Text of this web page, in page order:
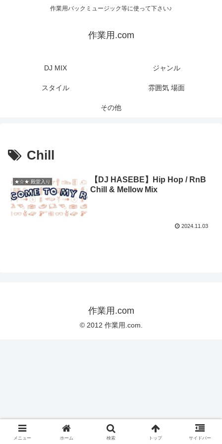
作業用バックミュージック等に使って下さい♪
作業用.com
DJ MIX ジャンル
スタイル 雰囲気 場面
その他
Chill
★☆★ 殿堂入り
【DJ HASEBE】Hip Hop / RnB
Chill & Mellow Mix
2024.11.03
作業用.com
© 2012 作業用.com.
メニュー ホーム 検索 トップ サイドバー